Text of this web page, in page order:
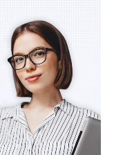
«пекельні
російський
дня впала б
би скидати
перебільшувати
Про це, зокрема,
ті люди, які в
царя и
дружно кричали